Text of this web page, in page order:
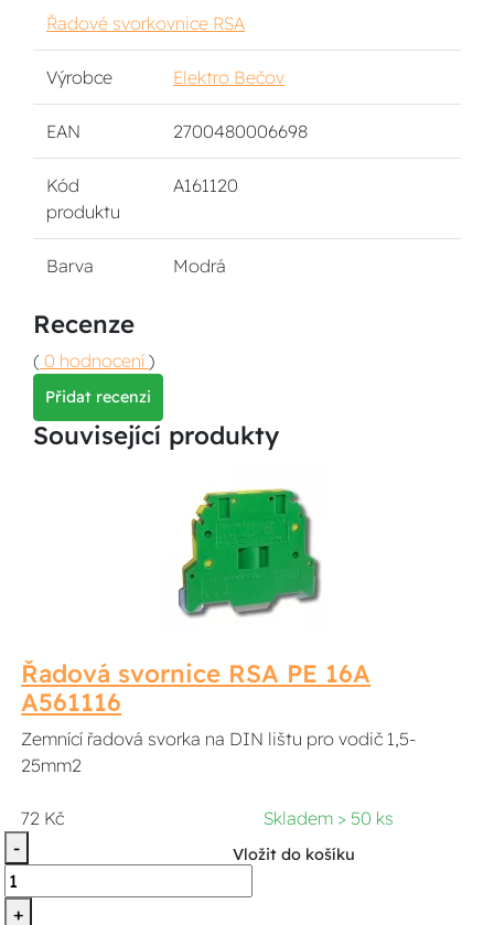
Řadové svorkovnice RSA
Výrobce Elektro Bečov
EAN 2700480006698
Kód
produktu
A161120
Barva Modrá
Recenze
( 0 hodnocení )
Přidat recenzi
Související produkty
Řadová svornice RSA PE 16A
A561116
Zemnící řadová svorka na DIN lištu pro vodič 1,5-
25mm2
72 Kč
Skladem > 50 ks
-
+
Vložit do košíku